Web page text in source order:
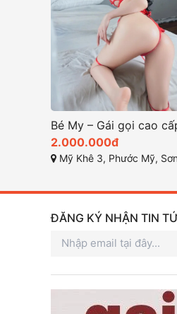
2.000.000đ
Mỹ Khê 3, Phước Mỹ, Sơn Trà,
ĐĂNG KÝ NHẬN TIN